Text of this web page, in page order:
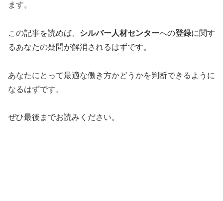
ます。
この記事を読めば、 シルバー人材センターへの登録に関す
るあなたの疑問が解消されるはずです。
あなたにとって最適な働き方かどうかを判断できるように
なるはずです。
ぜひ最後までお読みください。